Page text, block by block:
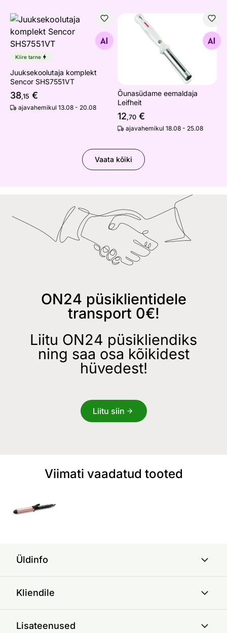
Juuksekoolutaja komplekt Sencor SHS7551VT
Otsi sarnaseid
Kiire tarne
Juuksekoolutaja komplekt
Sencor SHS7551VT
38,15 €
ajavahemikul 13.08 - 20.08
Õunasüdame eemaldaja
Otsi sarnaseid
Õunasüdame eemaldaja
Leifheit
12,70 €
ajavahemikul 18.08 - 25.08
Vaata kõiki
ON24 püsiklientidele
transport 0€!
Liitu ON24 püsikliendiks
ning saa osa kõikidest
hüvedest!
Liitu siin
Viimati vaadatud tooted
Üldinfo
Kliendile
Lisateenused